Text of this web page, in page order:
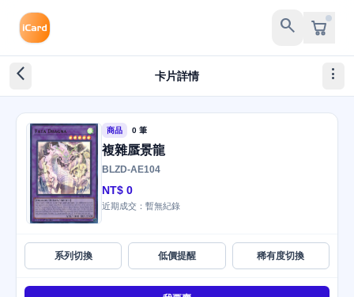
search
arrow_back_ios_new 卡片詳情 more_vert
商品 0 筆
複雜蜃景龍
BLZD-AE104
NT$ 0
近期成交：暫無紀錄
系列切換 低價提醒 稀有度切換